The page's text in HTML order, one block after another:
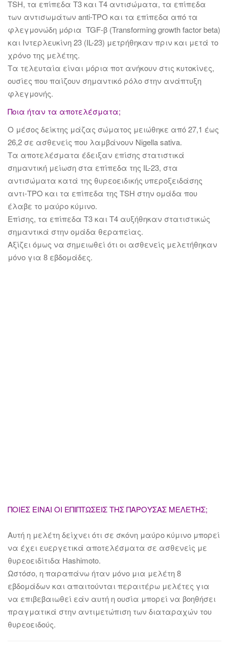
TSH, τα επίπεδα T3 και T4 αντισώματα, τα επίπεδα
των αντισωμάτων anti-TPO και τα επίπεδα από τα
φλεγμονώδη μόρια TGF-β (Transforming growth factor beta)
και Ιντερλευκίνη 23 (IL-23) μετρήθηκαν πριν και μετά το
χρόνο της μελέτης.
Τα τελευταία είναι μόρια ποτ ανήκουν στις κυτοκίνες,
ουσίες που παίζουν σημαντικό ρόλο στην ανάπτυξη
φλεγμονής.
Ποια ήταν τα αποτελέσματα;
Ο μέσος δείκτης μάζας σώματος μειώθηκε από 27,1 έως
26,2 σε ασθενείς που λαμβάνουν Nigella sativa.
Τα αποτελέσματα έδειξαν επίσης στατιστικά
σημαντική μείωση στα επίπεδα της IL-23, στα
αντισώματα κατά της θυρεοειδικής υπεροξειδάσης
αντι-ΤΡΟ και τα επίπεδα της TSH στην ομάδα που
έλαβε το μαύρο κύμινο.
Επίσης, τα επίπεδα Τ3 και Τ4 αυξήθηκαν στατιστικώς
σημαντικά στην ομάδα θεραπείας.
Αξίζει όμως να σημειωθεί ότι οι ασθενείς μελετήθηκαν
μόνο για 8 εβδομάδες.
ΠΟΙΕΣ ΕΙΝΑΙ ΟΙ ΕΠΙΠΤΩΣΕΙΣ ΤΗΣ ΠΑΡΟΥΣΑΣ ΜΕΛΕΤΗΣ;
Αυτή η μελέτη δείχνει ότι σε σκόνη μαύρο κύμινο μπορεί
να έχει ευεργετικά αποτελέσματα σε ασθενείς με
θυρεοειδίτιδα Hashimoto.
Ωστόσο, η παραπάνω ήταν μόνο μια μελέτη 8
εβδομάδων και απαιτούνται περαιτέρω μελέτες για
να επιβεβαιωθεί εάν αυτή η ουσία μπορεί να βοηθήσει
πραγματικά στην αντιμετώπιση των διαταραχών του
θυρεοειδούς.